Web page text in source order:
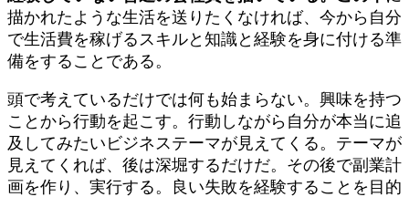
描かれたような生活を送りたくなければ、今から自分
で生活費を稼げるスキルと知識と経験を身に付ける準
備をすることである。
頭で考えているだけでは何も始まらない。興味を持つ
ことから行動を起こす。行動しながら自分が本当に追
及してみたいビジネステーマが見えてくる。テーマが
見えてくれば、後は深堀するだけだ。その後で副業計
画を作り、実行する。良い失敗を経験することを目的